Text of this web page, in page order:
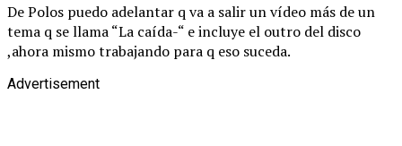
De Polos puedo adelantar q va a salir un vídeo más de un
tema q se llama “La caída-“ e incluye el outro del disco
,ahora mismo trabajando para q eso suceda.
Advertisement